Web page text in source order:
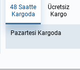
48 Saatte
Kargoda
Ücretsiz
Kargo
Pazartesi Kargoda